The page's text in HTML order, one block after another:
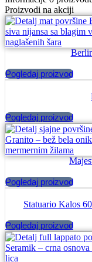
Proizvodi na akciji
Pogledaj proizvod
Pogledaj proizvod
Pogledaj proizvod
Statuario Kalos
Pogledaj proizvod